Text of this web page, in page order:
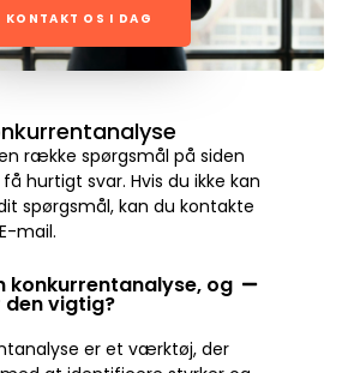
KONTAKT OS I DAG
række spørgsmål på siden
hurtigt svar. Hvis du ikke kan
spørgsmål, kan du kontakte
mail.
konkurrentanalyse, og
vigtig?
er et værktøj, der